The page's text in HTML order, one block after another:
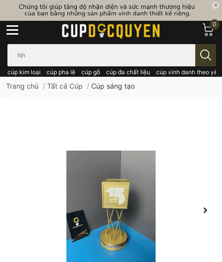
cúp kim loại cúp pha lê cúp gỗ cúp đa chất liệu cúp vinh danh theo
0
Trang chủ / Tất cả Cúp / Cúp sáng tạo